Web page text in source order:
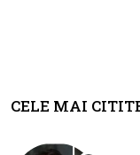
CELE MAI